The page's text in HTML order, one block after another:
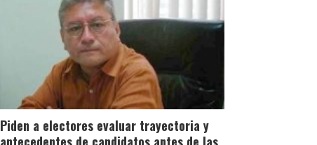
Piden a electores evaluar trayectoria y